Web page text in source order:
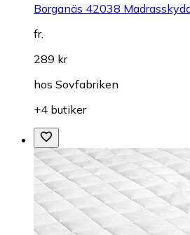
Borganäs 42038
fr.
289 kr
hos Sovfabriken
+4 butiker